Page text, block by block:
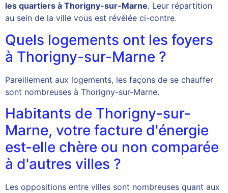
les quartiers à Thorigny-sur-Marne. Leur répartition
au sein de la ville vous est révélée ci-contre.
Quels logements ont les foyers
à Thorigny-sur-Marne ?
Pareillement aux logements, les façons de se chauffer
sont nombreuses à Thorigny-sur-Marne.
Habitants de Thorigny-sur-
Marne, votre facture d'énergie
est-elle chère ou non comparée
à d'autres villes ?
Les oppositions entre villes sont nombreuses quant aux